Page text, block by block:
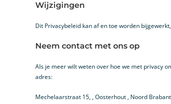
Wijzigingen
Dit Privacybeleid kan af en toe worden
Neem contact met ons op
Als je meer wilt weten over hoe we met privacy
adres:
Mechelaarstraat 15, , Oosterhout , Noord